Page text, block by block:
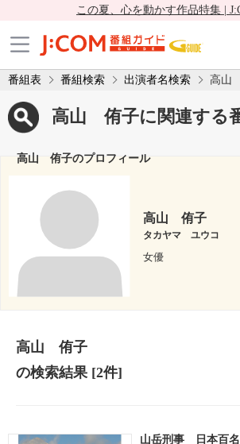
この夏、心を動かす作品特集 |
番組表 番組検索 出演者名検索 高山
高山 侑子に関連する
高山 侑子のプロフィール
高山 侑子
タカヤマ ユウコ
女優
高山 侑子
の検索結果[2件]
山岳刑事 日本百